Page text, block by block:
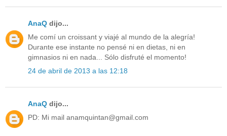
AnaQ dijo...
Me comí un croissant y viajé al mundo de la alegría!
Durante ese instante no pensé ni en dietas, ni en
gimnasios ni en nada... Sólo disfruté el momento!
24 de abril de 2013 a las 12:18
AnaQ dijo...
PD: Mi mail anamquintan@gmail.com